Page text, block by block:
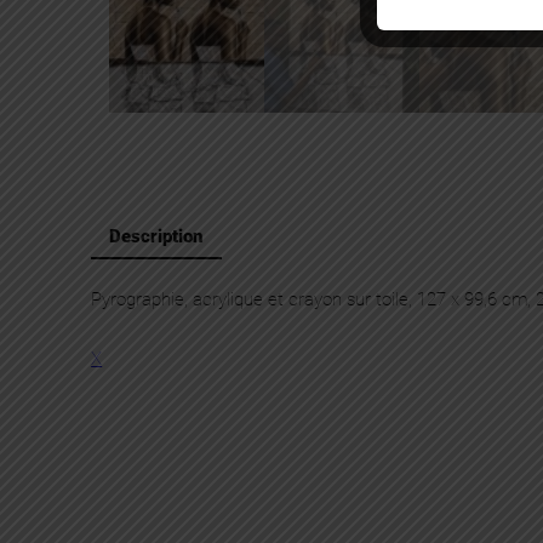
Description
Pyrographie, acrylique et crayon sur toile, 127 x 99,6 cm,
X